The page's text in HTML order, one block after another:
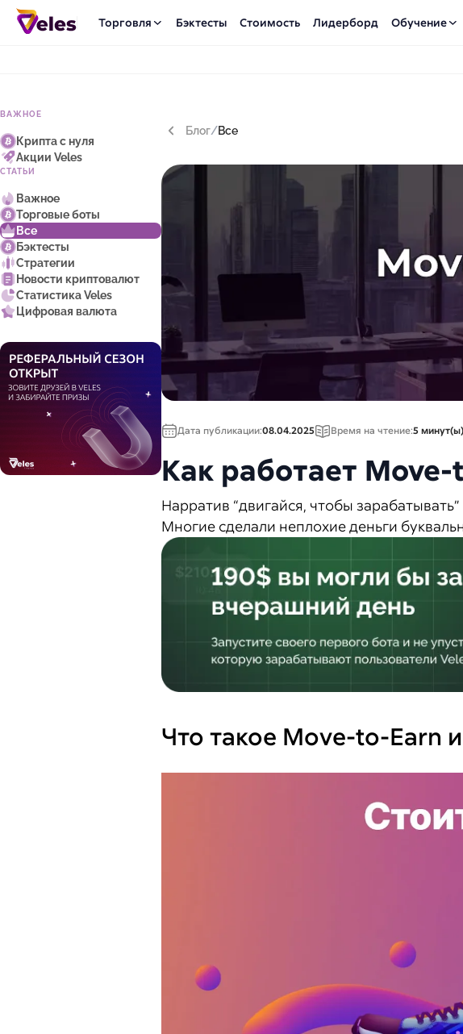
Торговля Бэктесты Стоимость Лидерборд Обучение
ВАЖНОЕ
Крипта с нуля
Акции Veles
СТАТЬИ
Важное
Торговые боты
Все
Бэктесты
Стратегии
Новости криптовалют
Статистика Veles
Цифровая валюта
Блог/Все
Дата публикации:08.04.2025 Время на чтение:5 минут(ы)
Как работает
Нарратив “двигайся, чтобы
Многие сделали неплохие деньги
Что такое Move-to-Earn